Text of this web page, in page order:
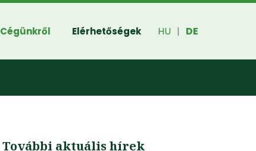
Cégünkről Elérhetőségek HU | DE
További aktuális hírek